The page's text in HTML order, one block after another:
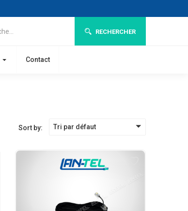
RECHERCHER
Contact
Sort by: Tri par défaut